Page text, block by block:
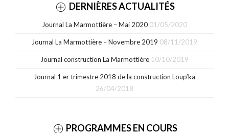
DERNIÈRES ACTUALITÉS
Journal La Marmottière – Mai 2020 01/05/2020
Journal La Marmottière – Novembre 2019 08/11/2019
Journal construction La Marmottière 10/10/2019
Journal 1 er trimestre 2018 de la construction Loup’ka
26/04/2018
PROGRAMMES EN COURS